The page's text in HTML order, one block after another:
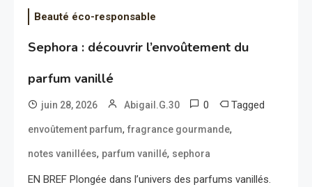
Beauté éco-responsable
Sephora : découvrir l’envoûtement du
parfum vanillé
juin 28, 2026 Abigail.G.30 0 Tagged
envoûtement parfum,fragrance gourmande,
notes vanillées, parfum vanillé, sephora
EN BREF Plongée dans l’univers des parfums vanillés.